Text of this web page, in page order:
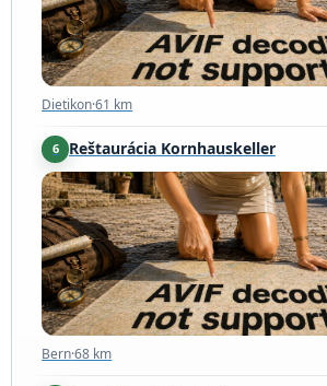
Dietikon·61 km
6 Reštaurácia Kornhauskeller
Bern·68 km
Bern·68 km